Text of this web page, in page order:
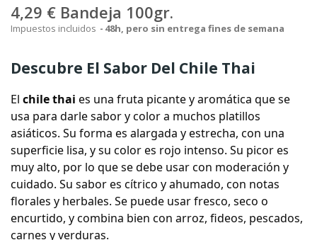
4,29 € Bandeja 100gr.
Impuestos incluidos 48h, pero sin entrega fines de semana
Descubre El Sabor Del Chile Thai
El chile thai es una fruta picante y aromática que se
usa para darle sabor y color a muchos platillos
asiáticos. Su forma es alargada y estrecha, con una
superficie lisa, y su color es rojo intenso. Su picor es
muy alto, por lo que se debe usar con moderación y
cuidado. Su sabor es cítrico y ahumado, con notas
florales y herbales. Se puede usar fresco, seco o
encurtido, y combina bien con arroz, fideos, pescados,
carnes y verduras.